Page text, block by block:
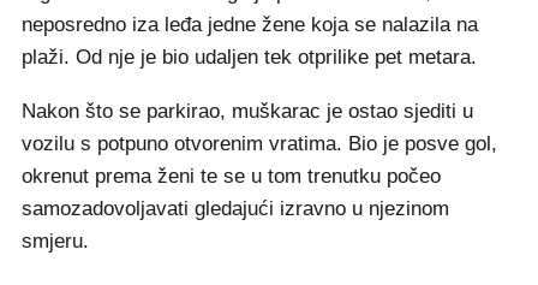
neposredno iza leđa jedne žene koja se nalazila na
plaži. Od nje je bio udaljen tek otprilike pet metara.
Nakon što se parkirao, muškarac je ostao sjediti u
vozilu s potpuno otvorenim vratima. Bio je posve gol,
okrenut prema ženi te se u tom trenutku počeo
samozadovoljavati gledajući izravno u njezinom
smjeru.